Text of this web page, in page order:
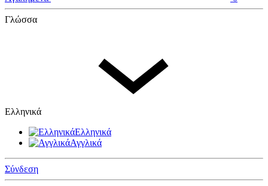
Γλώσσα
Ελληνικά
Ελληνικά
Αγγλικά
Σύνδεση